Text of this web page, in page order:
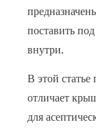
упаковка
4
Шесть
поставить
внутри.
В этой статье
отличает
для